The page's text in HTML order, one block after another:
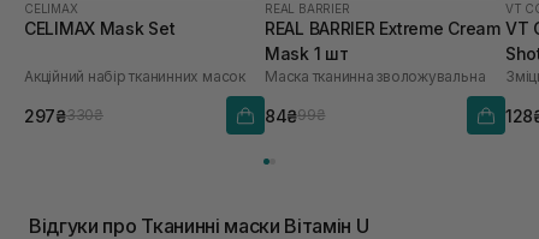
CELIMAX
CELIMAX Mask Set
Акційний набір тканинних масок
297₴330₴
REAL BARRIER
REAL BARRIER Extreme Cream
Mask 1 шт
Маска тканинна зволожувальна
84₴99₴
VT
VT
Відгуки про Тканинні маски Вітамін U